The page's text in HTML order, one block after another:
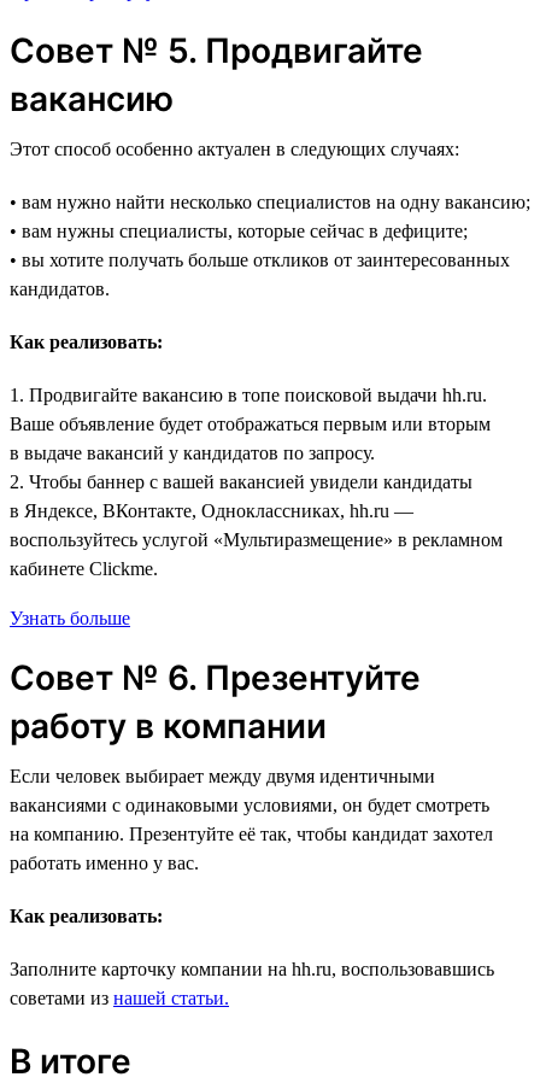
Совет № 5. Продвигайте
вакансию
Этот способ особенно актуален в следующих случаях:
• вам нужно найти несколько специалистов на одну вакансию;
• вам нужны специалисты, которые сейчас в дефиците;
• вы хотите получать больше откликов от заинтересованных
кандидатов.
Как реализовать:
1. Продвигайте вакансию в топе поисковой выдачи hh.ru.
Ваше объявление будет отображаться первым или вторым
в выдаче вакансий у кандидатов по запросу.
2. Чтобы баннер с вашей вакансией увидели кандидаты
в Яндексе, ВКонтакте, Одноклассниках, hh.ru —
воспользуйтесь услугой «Мультиразмещение» в рекламном
кабинете Clickme.
Узнать больше
Совет № 6. Презентуйте
работу в компании
Если человек выбирает между двумя идентичными
вакансиями с одинаковыми условиями, он будет смотреть
на компанию. Презентуйте её так, чтобы кандидат захотел
работать именно у вас.
Как реализовать:
Заполните карточку компании на hh.ru, воспользовавшись
советами из нашей статьи.
В итоге